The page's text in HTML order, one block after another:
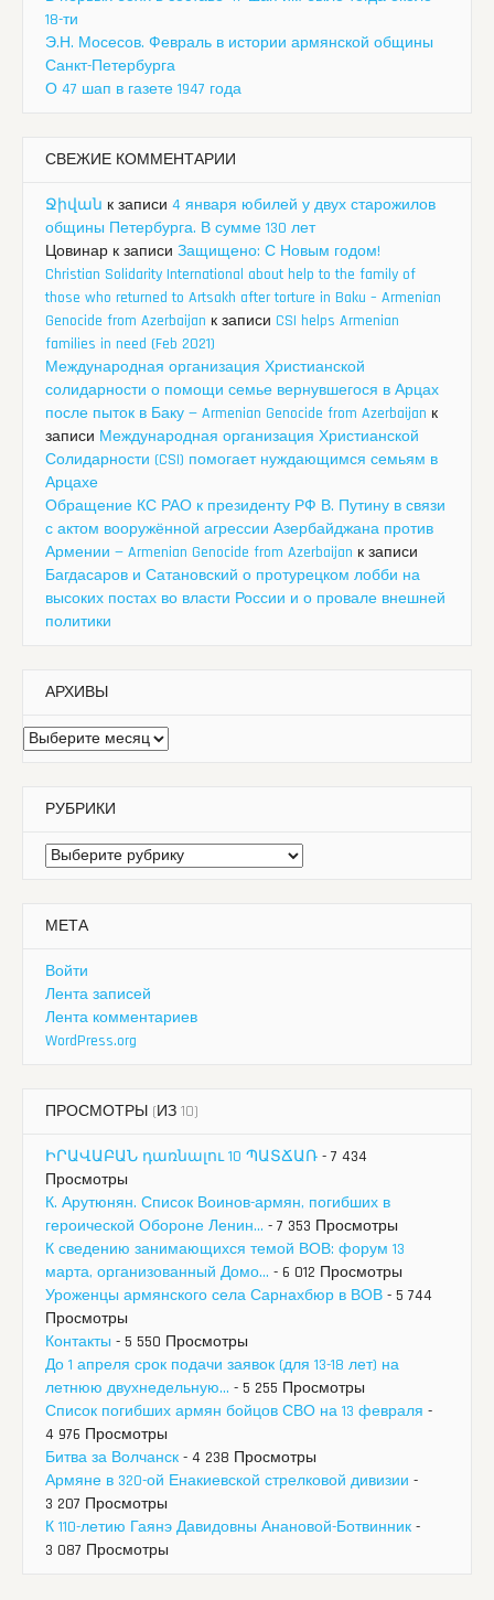
18-ти
Э.Н. Мосесов. Февраль в истории армянской общины
Санкт-Петербурга
О 47 шап в газете 1947 года
СВЕЖИЕ КОММЕНТАРИИ
Ջիվան к записи 4 января юбилей у двух старожилов
общины Петербурга. В сумме 130 лет
Цовинар к записи Защищено: С Новым годом!
Christian Solidarity International about help to the family of
those who returned to Artsakh after torture in Baku – Armenian
Genocide from Azerbaijan к записи CSI helps Armenian
families in need (Feb 2021)
Международная организация Христианской
солидарности о помощи семье вернувшегося в Арцах
после пыток в Баку — Armenian Genocide from Azerbaijan к
записи Международная организация Христианской
Солидарности (CSI) помогает нуждающимся семьям в
Арцахе
Обращение КС РАО к президенту РФ В. Путину в связи
с актом вооружённой агрессии Азербайджана против
Армении — Armenian Genocide from Azerbaijan к записи
Багдасаров и Сатановский о протурецком лобби на
высоких постах во власти России и о провале внешней
политики
АРХИВЫ
Архивы
РУБРИКИ
Рубрики
МЕТА
Войти
Лента записей
Лента комментариев
WordPress.org
ПРОСМОТРЫ (ИЗ 10)
ԻՐԱՎԱԲԱՆ դառնալու 10 ՊԱՏՃԱՌ - 7 434
Просмотры
К. Арутюнян. Список Воинов-армян, погибших в
героической Обороне Ленин... - 7 353 Просмотры
К сведению занимающихся темой ВОВ: форум 13
марта, организованный Домо... - 6 012 Просмотры
Уроженцы армянского села Сарнахбюр в ВОВ - 5 744
Просмотры
Контакты - 5 550 Просмотры
До 1 апреля срок подачи заявок (для 13-18 лет) на
летнюю двухнедельную... - 5 255 Просмотры
Список погибших армян бойцов СВО на 13 февраля -
4 976 Просмотры
Битва за Волчанск - 4 238 Просмотры
Армяне в 320-ой Енакиевской стрелковой дивизии -
3 207 Просмотры
К 110-летию Гаянэ Давидовны Анановой-Ботвинник -
3 087 Просмотры